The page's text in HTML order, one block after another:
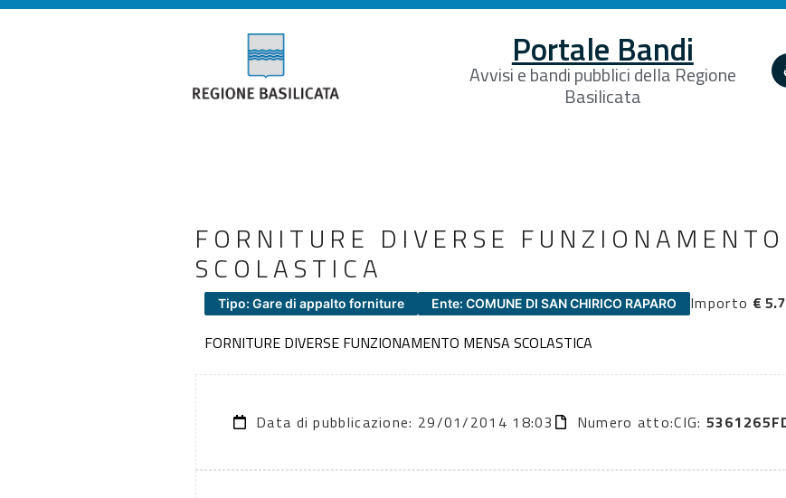
Portale Bandi
Avvisi e bandi pubblici della Regione
Basilicata
FORNITURE DIVERSE
SCOLASTICA
Tipo: Gare di appalto forniture Ente: COMUNE DI SAN CHIRICO RAPARO Importo €
FORNITURE DIVERSE FUNZIONAMENTO MENSA SCOLASTICA
Data di pubblicazione: 29/01/2014 18:03 Numero atto:CIG: